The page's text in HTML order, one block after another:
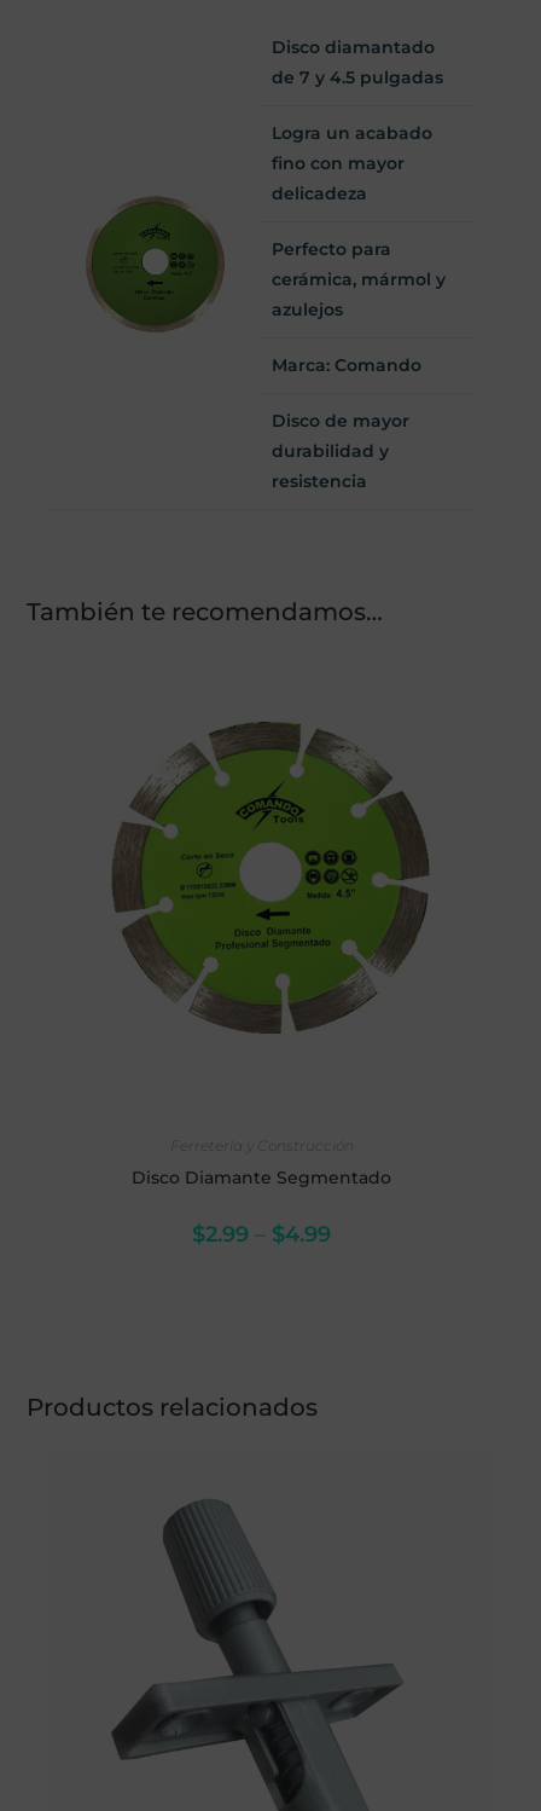
Disco diamantado
de 7 y 4.5 pulgadas
Logra un acabado
fino con mayor
delicadeza
Perfecto para
cerámica, mármol y
azulejos
Marca: Comando
Disco de mayor
durabilidad y
resistencia
También te recomendamos…
Ferretería y Construcción
Disco Diamante Segmentado
$2.99 – $4.99
Productos relacionados